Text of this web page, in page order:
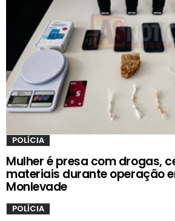
POLÍCIA
Mulher é presa com drogas,
materiais durante operação
Monlevade
POLÍCIA